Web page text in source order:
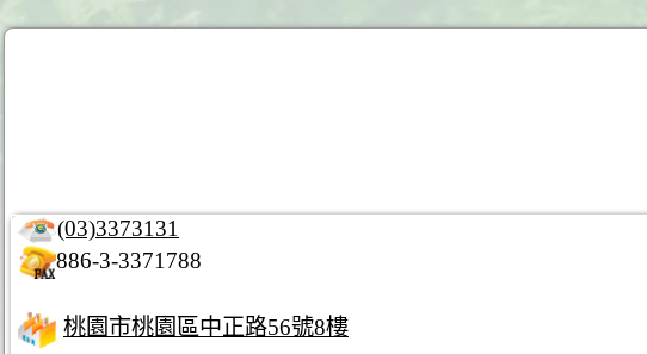
(03)3373131
886-3-3371788
桃園市桃園區中正路56號8樓